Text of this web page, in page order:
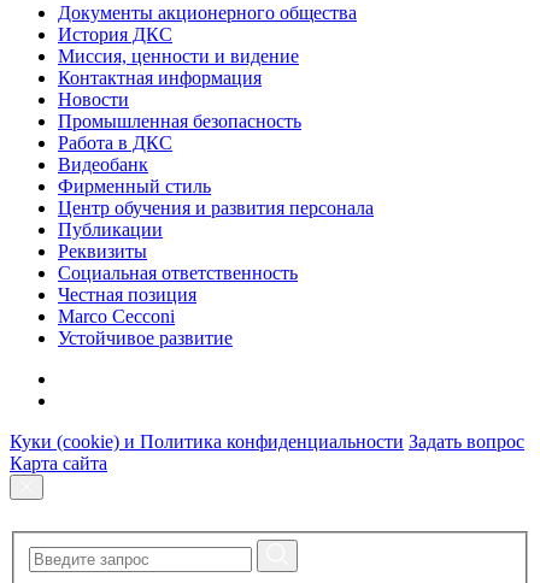
Документы акционерного общества
История ДКС
Миссия, ценности и видение
Контактная информация
Новости
Промышленная безопасность
Работа в ДКС
Видеобанк
Фирменный стиль
Центр обучения и развития персонала
Публикации
Реквизиты
Социальная ответственность
Честная позиция
Marco Cecconi
Устойчивое развитие
Куки (cookie) и Политика конфиденциальности Задать вопрос
Карта сайта